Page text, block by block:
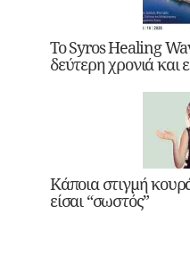
Το Syros Healing
δεύτερη χρονιά και
Κάποια στιγμή
είσαι “σωστός”